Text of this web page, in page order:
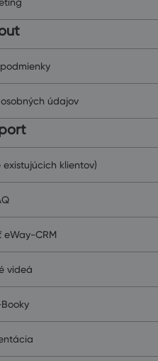
údajov
klientov)
eWay-CRM
videá